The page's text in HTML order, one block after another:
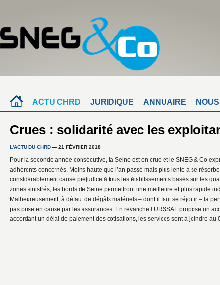
ACTU CHRD JURIDIQUE ANNUAIRE
Crues : solidarité avec les
L'ACTU DU CHRD — 21 FÉVRIER 2018
Pour la seconde année consécutive, la Seine est en crue et le SNEG & Co
adhérents concernés. Moins haute que l’an passé mais plus lente à se
considérablement causé préjudice à tous les établissements basés sur les
zones sinistrés, les bords de Seine permettront une meilleure et plus rapide
Malheureusement, à défaut de dégâts matériels – dont il faut se réjouir – la
pas prise en cause par les assurances. En revanche l’URSSAF propose un
accordant un délai de paiement des cotisations, les services sont à joindre au